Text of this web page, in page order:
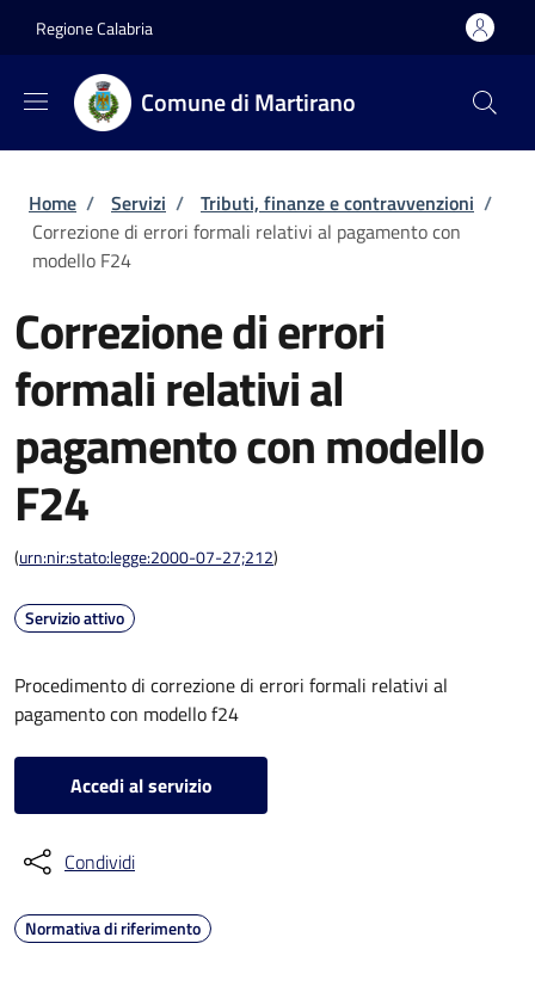
Regione Calabria
Comune di Martirano
Briciole di pane
Home / Servizi / Tributi, finanze e contravvenzioni /
Correzione di errori formali relativi al pagamento con
modello F24
Correzione di errori
formali relativi al
pagamento con modello
F24
(urn:nir:stato:legge:2000-07-27;212)
Servizio attivo
Procedimento di correzione di errori formali relativi al
pagamento con modello f24
Accedi al servizio
Condividi
Normativa di riferimento